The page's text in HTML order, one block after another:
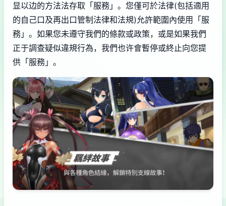
显以边的方法法存取「服務」。您僅可於法律(包括適用
的自己口及再出口管制法律和法規)允許範圍內使用「服
務」。如果您未遵守我們的條款或政策，或是如果我們
正于調查疑似違規行為，我們也许會暫停或終止向您提
供「服務」。